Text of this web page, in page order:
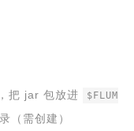
把 jar 包放进 $FLUM
（需创建）